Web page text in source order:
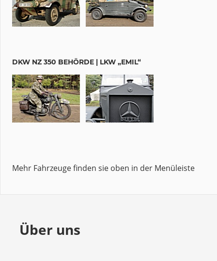
DKW NZ 350 BEHÖRDE | LKW „EMIL“
Mehr Fahrzeuge finden sie oben in der Menüleiste
Über uns